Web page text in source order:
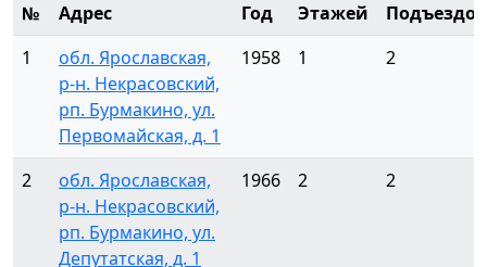
№ Адрес Год Этажей
Подъездов
1
обл. Ярославская,
р-н. Некрасовский,
рп. Бурмакино, ул.
Первомайская, д. 1
1958 1 2
2
обл. Ярославская,
р-н. Некрасовский,
рп. Бурмакино, ул.
Депутатская, д. 1
1966 2 2